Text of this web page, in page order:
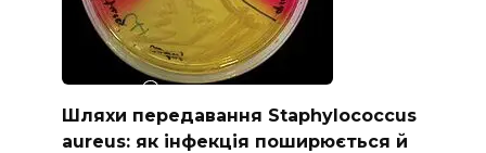
Шляхи передавання Staphylococcus
aureus: як інфекція поширюється й